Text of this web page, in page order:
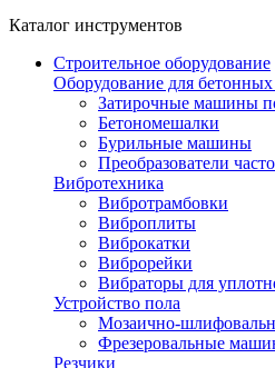
Каталог инструментов
Строительное оборудование
Оборудование для бетонных
Затирочные машины
Бетономешалки
Бурильные машины
Преобразователи
Вибротехника
Вибротрамбовки
Виброплиты
Виброкатки
Виброрейки
Вибраторы для
Устройство пола
Мозаично-
Фрезеровальные
Резчики